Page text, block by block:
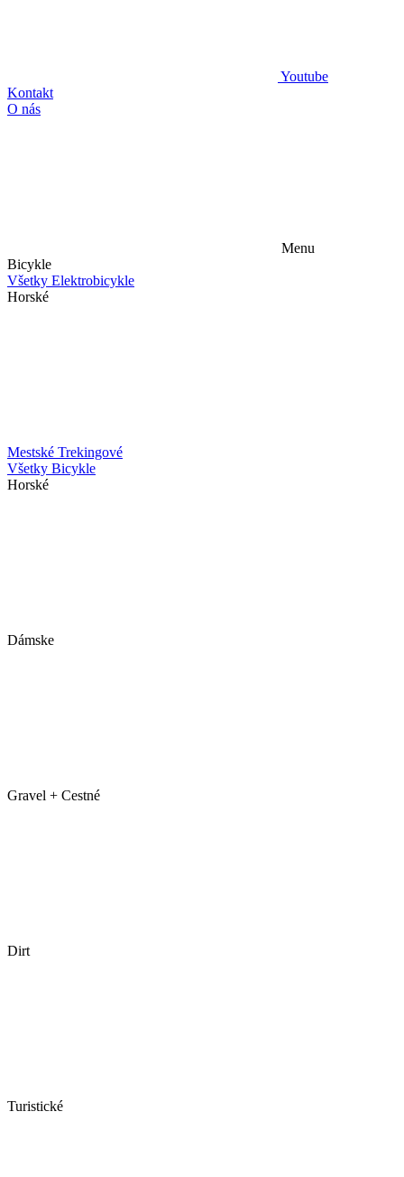
Youtube
Kontakt
O nás
Menu
Bicykle
Všetky Elektrobicykle
Horské
Mestské Trekingové
Všetky Bicykle
Horské
Dámske
Gravel + Cestné
Dirt
Turistické